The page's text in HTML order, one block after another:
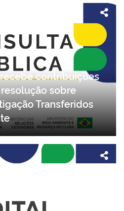
contribuições
sobre
Transferidos